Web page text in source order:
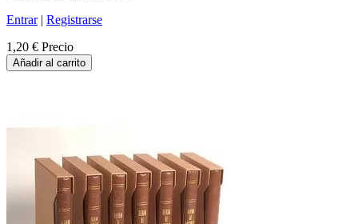
Entrar| Registrarse
1,20 € Precio
Añadir al carrito